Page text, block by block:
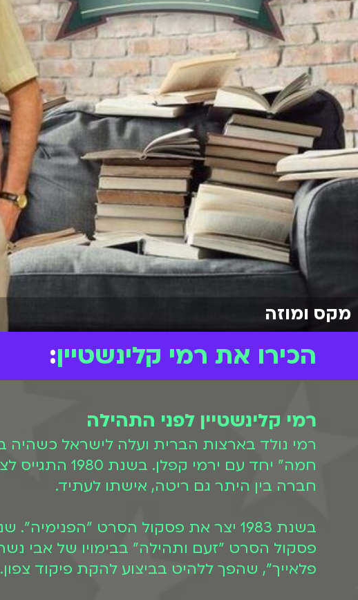
מקס ומוזה
הכירו את רמי קלינשטיין:
רמי קלינשטיין לפני התהילה
חברה בין היתר גם ריטה, אישתו לעתיד.
פלאייך", שהפך ללהיט בביצוע להקת פיקוד צפון.